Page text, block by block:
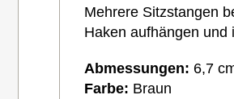
Mehrere Sitzstangen
Haken aufhängen und
Abmessungen: 6,7
Farbe: Braun